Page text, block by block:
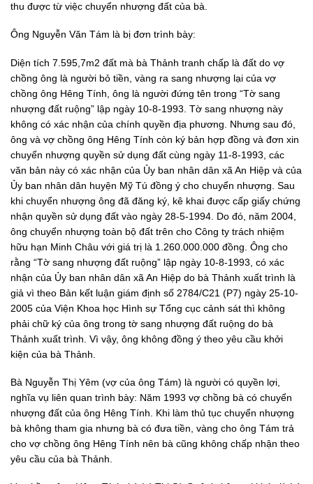
thu được từ việc chuyển nhượng đất của bà.
Ông Nguyễn Văn Tám là bị đơn trình bày:
Diện tích 7.595,7m2 đất mà bà Thảnh tranh chấp là đất do vợ
chồng ông là người bỏ tiền, vàng ra sang nhượng lại của vợ
chồng ông Hêng Tính, ông là người đứng tên trong “Tờ sang
nhượng đất ruộng” lập ngày 10-8-1993. Tờ sang nhượng này
không có xác nhận của chính quyền địa phương. Nhưng sau đó,
ông và vợ chồng ông Hêng Tính còn ký bản hợp đồng và đơn xin
chuyển nhượng quyền sử dụng đất cùng ngày 11-8-1993, các
văn bản này có xác nhận của Ủy ban nhân dân xã An Hiệp và của
Ủy ban nhân dân huyện Mỹ Tú đồng ý cho chuyển nhượng. Sau
khi chuyển nhượng ông đã đăng ký, kê khai được cấp giấy chứng
nhận quyền sử dụng đất vào ngày 28-5-1994. Do đó, năm 2004,
ông chuyển nhượng toàn bộ đất trên cho Công ty trách nhiệm
hữu hạn Minh Châu với giá trị là 1.260.000.000 đồng. Ông cho
rằng “Tờ sang nhượng đất ruộng” lập ngày 10-8-1993, có xác
nhận của Ủy ban nhân dân xã An Hiệp do bà Thảnh xuất trình là
giả vì theo Bản kết luận giám định số 2784/C21 (P7) ngày 25-10-
2005 của Viện Khoa học Hình sự Tổng cục cảnh sát thì không
phải chữ ký của ông trong tờ sang nhượng đất ruộng do bà
Thảnh xuất trình. Vì vậy, ông không đồng ý theo yêu cầu khởi
kiện của bà Thảnh.
Bà Nguyễn Thị Yêm (vợ của ông Tám) là người có quyền lợi,
nghĩa vụ liên quan trình bày: Năm 1993 vợ chồng bà có chuyển
nhượng đất của ông Hêng Tính. Khi làm thủ tục chuyển nhượng
bà không tham gia nhưng bà có đưa tiền, vàng cho ông Tám trả
cho vợ chồng ông Hêng Tính nên bà cũng không chấp nhận theo
yêu cầu của bà Thảnh.